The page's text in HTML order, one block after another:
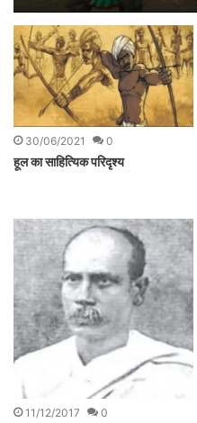
30/06/2021 0
हूल का साहित्यिक परिदृश्य
11/12/2017 0